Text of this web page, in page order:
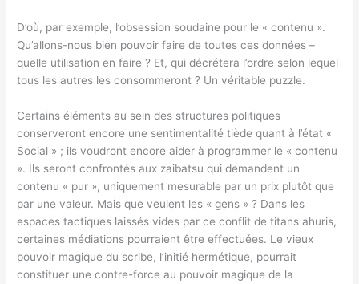
D’où, par exemple, l’obsession soudaine pour le « contenu ».
Qu’allons-nous bien pouvoir faire de toutes ces données –
quelle utilisation en faire ? Et, qui décrétera l’ordre selon lequel
tous les autres les consommeront ? Un véritable puzzle.
Certains éléments au sein des structures politiques
conserveront encore une sentimentalité tiède quant à l’état «
Social » ; ils voudront encore aider à programmer le « contenu
». Ils seront confrontés aux zaibatsu qui demandent un
contenu « pur », uniquement mesurable par un prix plutôt que
par une valeur. Mais que veulent les « gens » ? Dans les
espaces tactiques laissés vides par ce conflit de titans ahuris,
certaines médiations pourraient être effectuées. Le vieux
pouvoir magique du scribe, l’initié hermétique, pourrait
constituer une contre-force au pouvoir magique de la